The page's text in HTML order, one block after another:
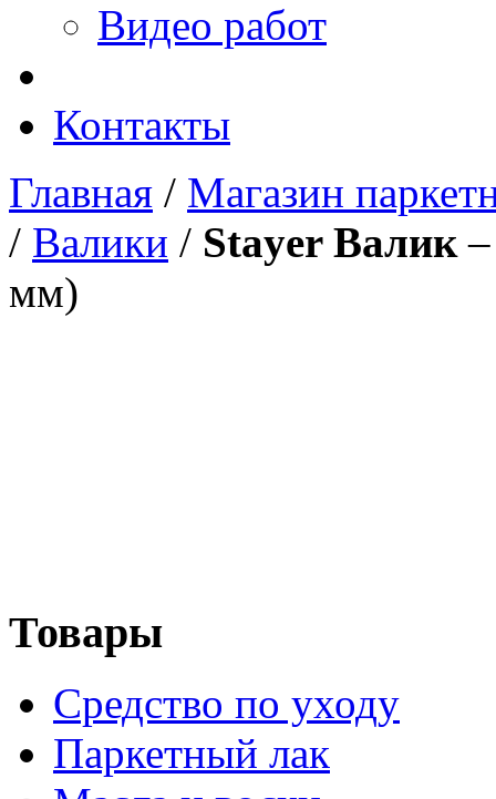
Видео работ
Контакты
Главная / Магазин
/ Валики / Stayer Валик–
мм)
Товары
Средство по уходу
Паркетный лак